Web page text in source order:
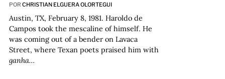
POR CHRISTIAN ELGUERA OLORTEGUI
Austin, TX, February 8, 1981. Haroldo de
Campos took the mescaline of himself. He
was coming out of a bender on Lavaca
Street, where Texan poets praised him with
ganha…